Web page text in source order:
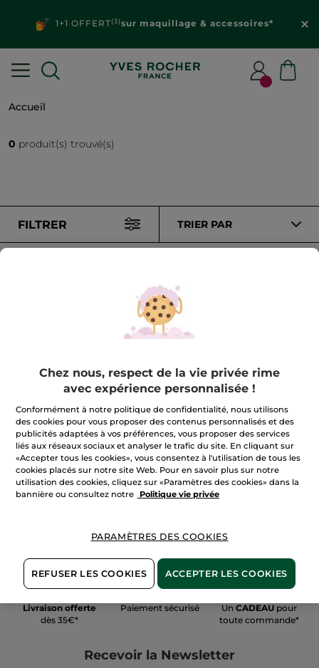
1+1 OFFERT(3)sur maquillage & accessoires*
Accueil
0 produit(s) trouvé(s)
FILTRER TRIER PAR
100%
actifs
végétaux
60 hectares de
champs biologiques
Voir plus
Livraison offerte
dès 35€*
Paiement sécurisé UnCADEAU pour
toute commande*
Recevoir la Newsletter
Chez nous, respect de la vie privée rime
avec expérience personnalisée !
Conformément à notre politique de confidentialité, nous utilisons
des cookies pour vous proposer des contenus personnalisés et des
publicités adaptées à vos préférences, vous proposer des services
liés aux réseaux sociaux et analyser le trafic du site. En cliquant sur
«Accepter tous les cookies», vous consentez à l'utilisation de tous les
cookies placés sur notre site Web. Pour en savoir plus sur notre
utilisation des cookies, cliquez sur «Paramètres des cookies» dans la
bannière ou consultez notre
Politique vie privée
PARAMÈTRES DES COOKIES
REFUSER LES COOKIES ACCEPTER LES COOKIES